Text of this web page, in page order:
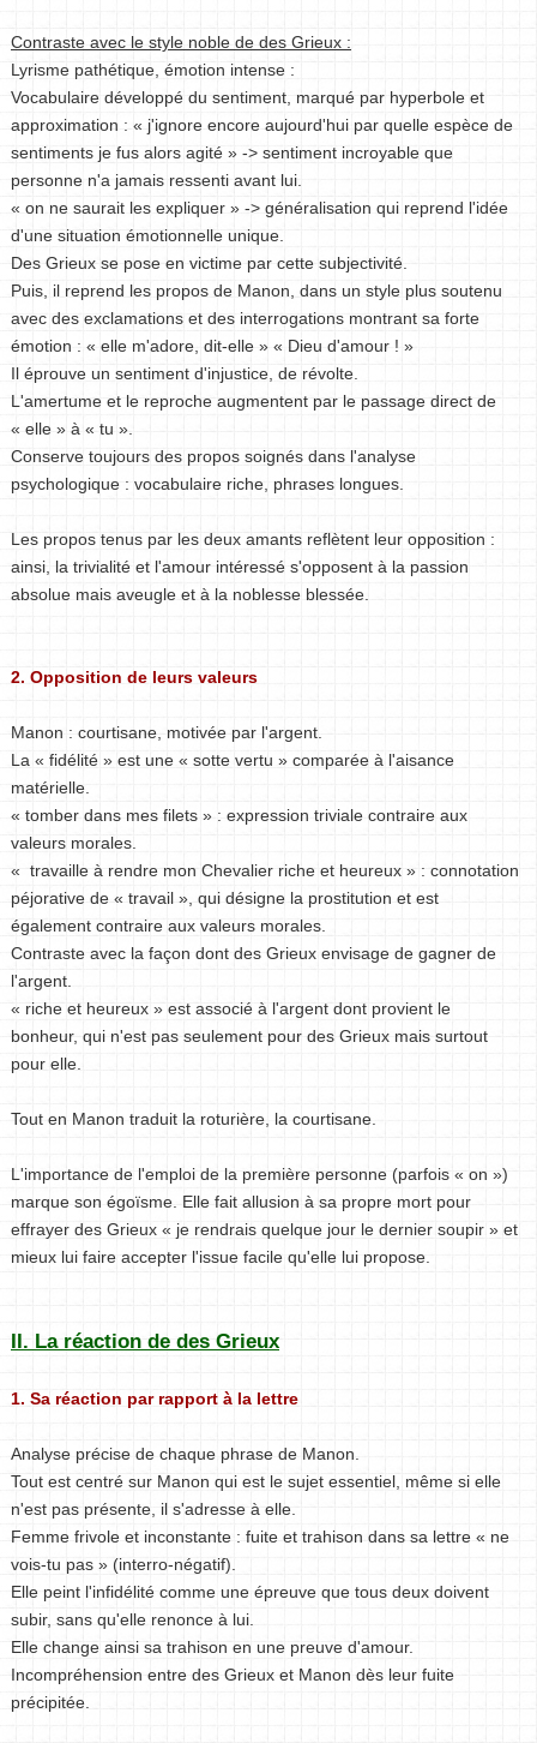
Contraste avec le style noble de des Grieux :
Lyrisme pathétique, émotion intense :
Vocabulaire développé du sentiment, marqué par hyperbole et
approximation : « j'ignore encore aujourd'hui par quelle espèce de
sentiments je fus alors agité » -> sentiment incroyable que
personne n'a jamais ressenti avant lui.
« on ne saurait les expliquer » -> généralisation qui reprend l'idée
d'une situation émotionnelle unique.
Des Grieux se pose en victime par cette subjectivité.
Puis, il reprend les propos de Manon, dans un style plus soutenu
avec des exclamations et des interrogations montrant sa forte
émotion : « elle m'adore, dit-elle » « Dieu d'amour ! »
Il éprouve un sentiment d'injustice, de révolte.
L'amertume et le reproche augmentent par le passage direct de
« elle » à « tu ».
Conserve toujours des propos soignés dans l'analyse
psychologique : vocabulaire riche, phrases longues.
Les propos tenus par les deux amants reflètent leur opposition :
ainsi, la trivialité et l'amour intéressé s'opposent à la passion
absolue mais aveugle et à la noblesse blessée.
2. Opposition de leurs valeurs
Manon : courtisane, motivée par l'argent.
La « fidélité » est une « sotte vertu » comparée à l'aisance
matérielle.
« tomber dans mes filets » : expression triviale contraire aux
valeurs morales.
« travaille à rendre mon Chevalier riche et heureux » : connotation
péjorative de « travail », qui désigne la prostitution et est
également contraire aux valeurs morales.
Contraste avec la façon dont des Grieux envisage de gagner de
l'argent.
« riche et heureux » est associé à l'argent dont provient le
bonheur, qui n'est pas seulement pour des Grieux mais surtout
pour elle.
Tout en Manon traduit la roturière, la courtisane.
L'importance de l'emploi de la première personne (parfois « on »)
marque son égoïsme. Elle fait allusion à sa propre mort pour
effrayer des Grieux « je rendrais quelque jour le dernier soupir » et
mieux lui faire accepter l'issue facile qu'elle lui propose.
II. La réaction de des Grieux
1. Sa réaction par rapport à la lettre
Analyse précise de chaque phrase de Manon.
Tout est centré sur Manon qui est le sujet essentiel, même si elle
n'est pas présente, il s'adresse à elle.
Femme frivole et inconstante : fuite et trahison dans sa lettre « ne
vois-tu pas » (interro-négatif).
Elle peint l'infidélité comme une épreuve que tous deux doivent
subir, sans qu'elle renonce à lui.
Elle change ainsi sa trahison en une preuve d'amour.
Incompréhension entre des Grieux et Manon dès leur fuite
précipitée.